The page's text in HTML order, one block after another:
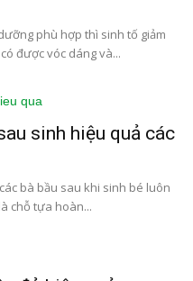
phù hợp thì sinh tố giảm
được vóc dáng và...
sinh hiệu quả các
bà bầu sau khi sinh bé luôn
chỗ tựa hoàn...